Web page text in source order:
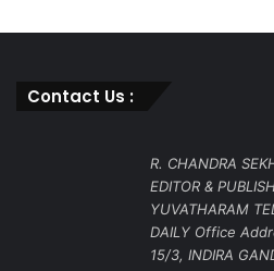
Contact Us :
R. CHANDRA
EDITOR &
YUVATHARAM
DAILY Office
15/3, INDIRA